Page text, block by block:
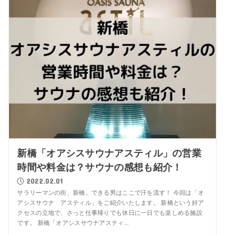
新橋「オアシスサウナアスティル」の営業
時間や料金は？サウナの感想も紹介！
2022.02.01
サラリーマンの街、新橋。できる男はここで汗を流す！ 今回は「オ
アシスサウナ アスティル」をご紹介いたします。 新橋という好ア
クセスの立地で、さっと仕事帰りでも休日に一日でも楽しめる施設
です。 新橋「オアシスサウナアスティ...